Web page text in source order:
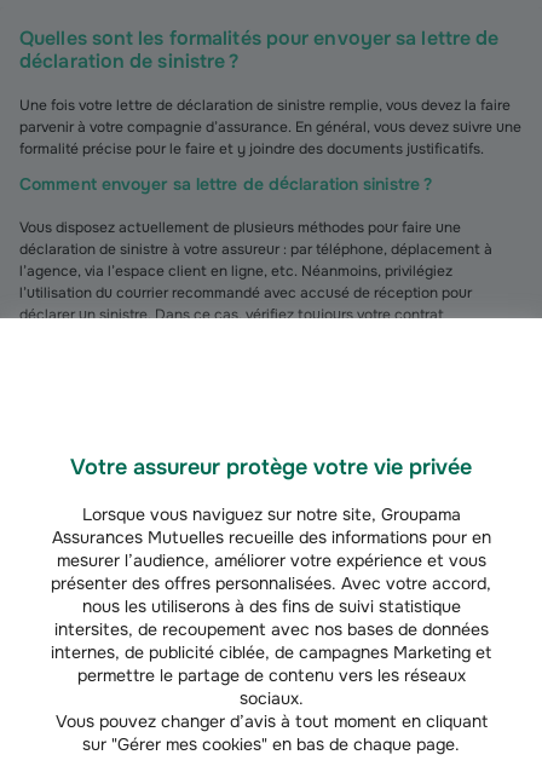
Votre assureur protège votre vie privée
Lorsque vous naviguez sur notre site, Groupama
Assurances Mutuelles recueille des informations pour en
mesurer l’audience, améliorer votre expérience et vous
présenter des offres personnalisées. Avec votre accord,
nous les utiliserons à des fins de suivi statistique
intersites, de recoupement avec nos bases de données
internes, de publicité ciblée, de campagnes Marketing et
permettre le partage de contenu vers les réseaux
sociaux.
Vous pouvez changer d’avis à tout moment en cliquant
sur "Gérer mes cookies" en bas de chaque page.
Quelles sont les formalités pour envoyer sa lettre de
déclaration de sinistre ?
Une fois votre lettre de déclaration de sinistre remplie, vous devez la faire
parvenir à votre compagnie d’assurance. En général, vous devez suivre une
formalité précise pour le faire et y joindre des documents justificatifs.
Comment envoyer sa lettre de déclaration sinistre ?
Vous disposez actuellement de plusieurs méthodes pour faire une
déclaration de sinistre à votre assureur : par téléphone, déplacement à
l’agence, via l’espace client en ligne, etc. Néanmoins, privilégiez
l’utilisation du courrier recommandé avec accusé de réception pour
déclarer un sinistre. Dans ce cas, vérifiez toujours votre contrat
l’arrêté interministériel la constatant
2 jours pour unvol, une tentative de vol ou d’acte devandalisme
5 jours maximum en cas de dégâts des eaux, de bris de glaceou
d’incendie, etc.
Quels documents joindre au courrier type de déclaration de
sinistre ?